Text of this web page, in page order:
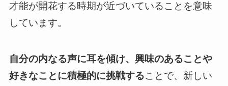
才能が開花する時期が近づいていることを意味
しています。
自分の内なる声に耳を傾け、興味のあることや
好きなことに積極的に挑戦することで、新しい